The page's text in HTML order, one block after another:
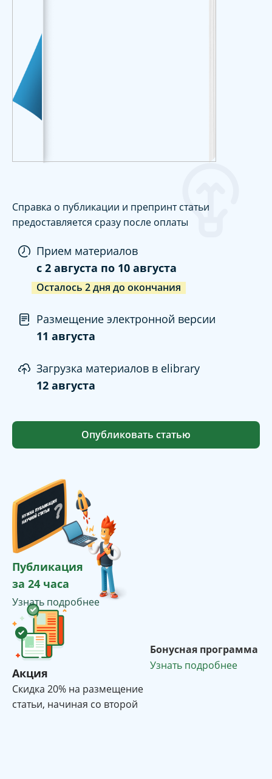
Справка о публикации и препринт статьи
предоставляется сразу после оплаты
Прием материалов
c 2 августа по 10 августа
Осталось 2дня до окончания
Размещение электронной версии
11 августа
Загрузка материалов в elibrary
12 августа
Опубликовать статью
Публикация
за 24 часа
Узнать подробнее
Акция
Cкидка 20% на размещение
статьи, начиная со второй
Бонусная программа
Узнать подробнее